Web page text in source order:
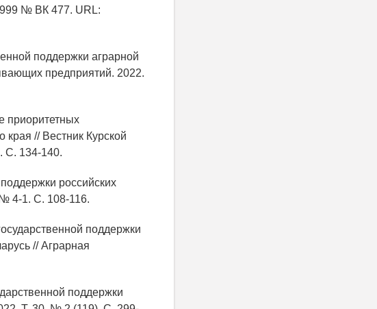
№ ВК 477. URL:
поддержки аграрной
предприятий. 2022.
края // Вестник Курской
С. 134-140.
российских
№ 4-1. С. 108-116.
поддержки
// Аграрная
поддержки